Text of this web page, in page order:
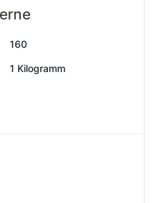
160
1 Kilogramm